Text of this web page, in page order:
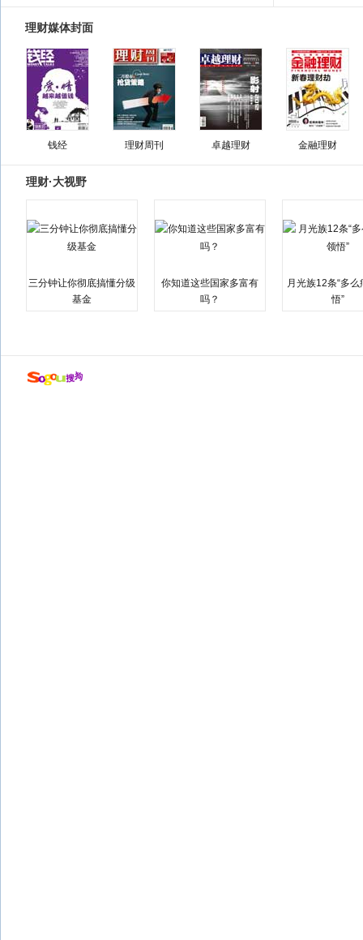
理财媒体封面
钱经 理财周刊 卓越理财 金融理财
理财·大视野
三分钟让你彻底搞懂分级
基金
你知道这些国家多富有
吗？
月光族12条“多么
悟”